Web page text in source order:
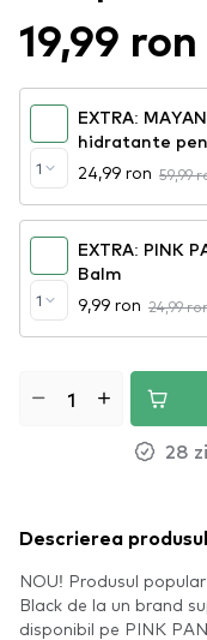
19,99 ron
1
EXTRA:
hidratante
Hydrating Eye
24,99 ron 59,99
1
EXTRA: PINK
Balm
9,99 ron 24,99
28
Descrierea
NOU! Produsul
Black de la un brand
disponibil pe PINK